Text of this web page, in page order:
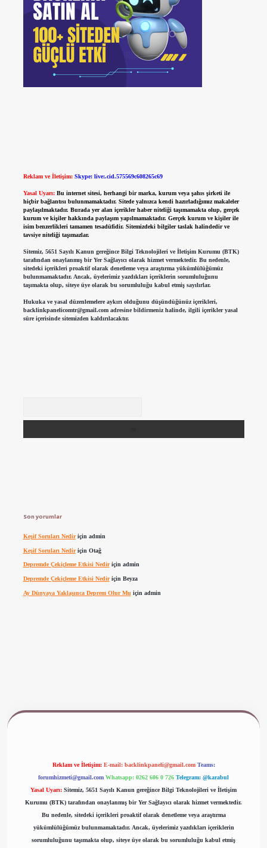
Reklam ve İletişim: Skype: live:.cid.575569c608265c69
Yasal Uyarı: Bu internet sitesi, herhangi bir marka, kurum veya şahıs şirketi ile
hiçbir bağlantısı bulunmamaktadır. Sitede yalnızca kendi hazırladığımız makaleler
paylaşılmaktadır. Burada yer alan içerikler haber niteliği taşımamakta olup, gerçek
kurum ve kişiler hakkında paylaşım yapılmamaktadır. Gerçek kurum ve kişiler ile
isim benzerlikleri tamamen tesadüfidir. Sitemizdeki bilgiler taslak halindedir ve
tavsiye niteliği taşımazlar.
Sitemiz, 5651 Sayılı Kanun gereğince Bilgi Teknolojileri ve İletişim Kurumu (BTK)
tarafından onaylanmış bir Yer Sağlayıcı olarak hizmet vermektedir. Bu nedenle,
sitedeki içerikleri proaktif olarak denetleme veya araştırma yükümlülüğümüz
bulunmamaktadır. Ancak, üyelerimiz yazdıkları içeriklerin sorumluluğunu
taşımakta olup, siteye üye olarak bu sorumluluğu kabul etmiş sayılırlar.
Hukuka ve yasal düzenlemelere aykırı olduğunu düşündüğünüz içerikleri,
backlinkpanelicomtr@gmail.comadresine bildirmeniz halinde, ilgili içerikler yasal
süre içerisinde sitemizden kaldırılacaktır.
Son yorumlar
Keşif Soruları Nediriçin admin
Keşif Soruları Nediriçin Otağ
Depremde Çekiçleme Etkisi Nediriçin admin
Depremde Çekiçleme Etkisi Nediriçin Beyza
Ay Dünyaya Yaklaşınca Deprem Olur Mu için admin
Reklam ve İletişim: E-mail: backlinkpaneli@gmail.com Teams:
forumhizmeti@gmail.com Whatsapp: 0262 606 0 726 Telegram: @karabul
Yasal Uyarı: Sitemiz, 5651 Sayılı Kanun gereğince Bilgi Teknolojileri ve İletişim
Kurumu (BTK) tarafından onaylanmış bir Yer Sağlayıcı olarak hizmet vermektedir.
Bu nedenle, sitedeki içerikleri proaktif olarak denetleme veya araştırma
yükümlülüğümüz bulunmamaktadır. Ancak, üyelerimiz yazdıkları içeriklerin
sorumluluğunu taşımakta olup, siteye üye olarak bu sorumluluğu kabul etmiş